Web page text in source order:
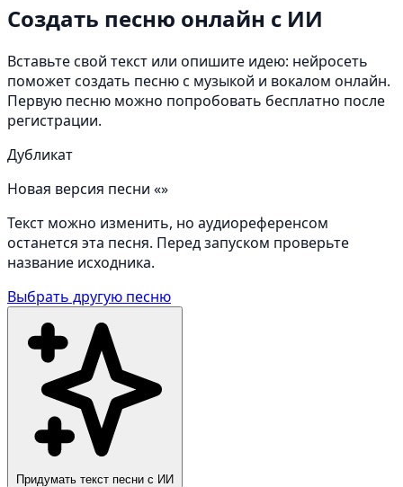
Создать песню онлайн с ИИ
Вставьте свой текст или опишите идею: нейросеть
поможет создать песню с музыкой и вокалом онлайн.
Первую песню можно попробовать бесплатно после
регистрации.
Дубликат
Новая версия песни «»
Текст можно изменить, но аудиореференсом
останется эта песня. Перед запуском проверьте
название исходника.
Выбрать другую песню
Придумать текст песни с ИИ